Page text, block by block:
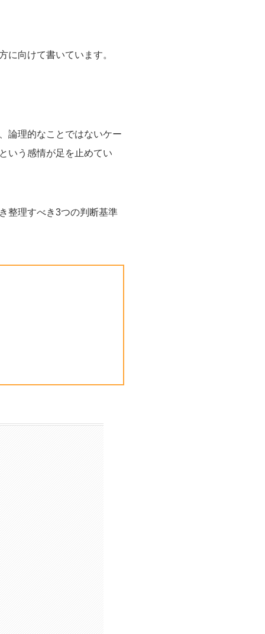
に向けて書いています。
論理的なことではないケー
いう感情が足を止めてい
整理すべき3つの判断基準